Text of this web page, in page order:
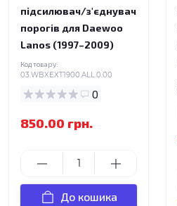
підсилювач/з'єднувач
порогів для Daewoo
Lanos (1997–2009)
Код товару:
03.WBXEXT1900.ALL.0.00
0
850.00 грн.
До кошика